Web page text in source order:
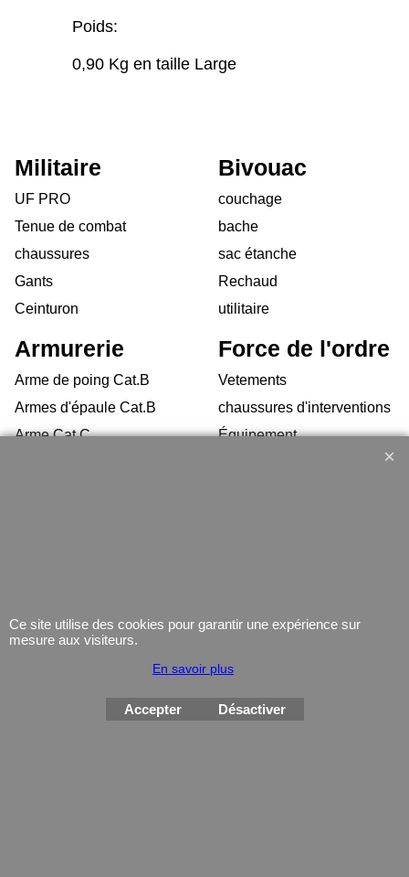
Poids:
0,90 Kg en taille Large
Militaire
UF PRO
Tenue de combat
chaussures
Gants
Ceinturon
Bivouac
couchage
bache
sac étanche
Rechaud
utilitaire
Armurerie
Arme de poing Cat.B
Armes d'épaule Cat.B
Arme Cat.C
Force de l'ordre
Vetements
chaussures d'interventions
Équipement
Montres
Ce site utilise des cookies pour garantir une expérience sur
mesure aux visiteurs.
En savoir plus
Accepter Désactiver